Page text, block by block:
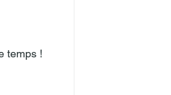
temps !